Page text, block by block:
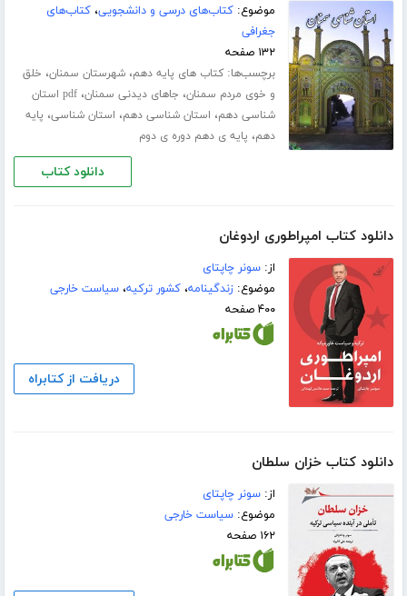
موضوع:کتاب‌های درسی و دانشجویی،کتاب‌های
جغرافی
۱۳۲ صفحه
برچسب‌ها:کتاب های پایه دهم،شهرستان سمنان، خلق
و خوی مردم سمنان، جاهای دیدنی سمنان،
pdf استان
شناسی دهم، استان شناسی دهم، استان شناسی، پایه
دهم، پایه ی دهم دوره ی دوم
دانلود کتاب
دانلود کتاب امپراطوری اردوغان
از:سونر چاپتای
موضوع:زندگینامه،کشور ترکیه،سیاست خارجی
۴۰۰ صفحه
دریافت از کتابراه
دانلود کتاب خزان سلطان
از:سونر چاپتای
موضوع:سیاست خارجی
۱۶۲ صفحه